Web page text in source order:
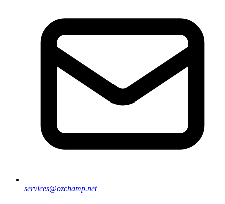
services@ozchamp.net